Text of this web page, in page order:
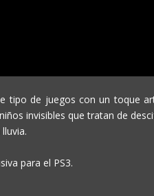
tipo de juegos con un toque
invisibles que tratan de
para el PS3.